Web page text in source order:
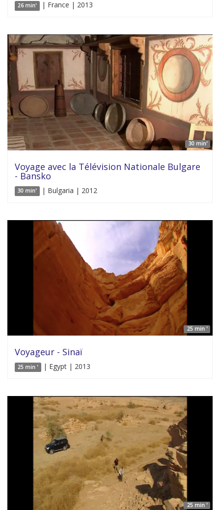
26 min' | France | 2013
30 min'
Voyage avec la Télévision Nationale Bulgare
- Bansko
30 min' | Bulgaria | 2012
25 min '
Voyageur - Sinaï
25 min ' | Egypt | 2013
25 min '